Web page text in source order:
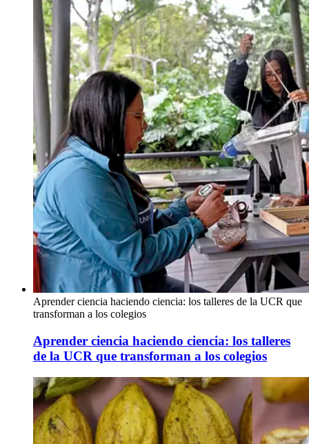
Aprender ciencia haciendo ciencia: los talleres de la UCR que
transforman a los colegios
Aprender ciencia haciendo ciencia: los talleres
de la UCR que transforman a los colegios